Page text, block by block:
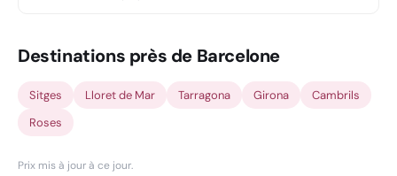
Destinations près de Barcelone
Sitges Lloret de Mar Tarragona Girona
Cambrils
Roses
Prix mis à jour à ce jour.